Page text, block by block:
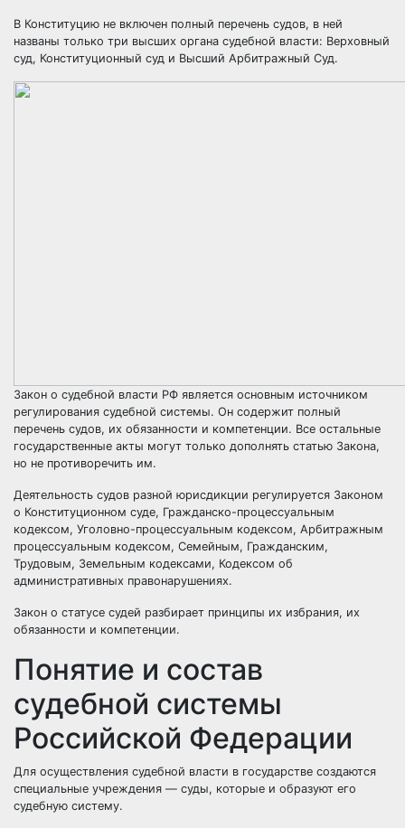
В Конституцию не включен полный перечень судов, в ней
названы только три высших органа судебной власти: Верховный
суд, Конституционный суд и Высший Арбитражный Суд.
Закон о судебной власти РФ является основным источником
регулирования судебной системы. Он содержит полный
перечень судов, их обязанности и компетенции. Все остальные
государственные акты могут только дополнять статью Закона,
но не противоречить им.
Деятельность судов разной юрисдикции регулируется Законом
о Конституционном суде, Гражданско-процессуальным
кодексом, Уголовно-процессуальным кодексом, Арбитражным
процессуальным кодексом, Семейным, Гражданским,
Трудовым, Земельным кодексами, Кодексом об
административных правонарушениях.
Закон о статусе судей разбирает принципы их избрания, их
обязанности и компетенции.
Понятие и состав
судебной системы
Российской Федерации
Для осуществления судебной власти в государстве создаются
специальные учреждения — суды, которые и образуют его
судебную систему.